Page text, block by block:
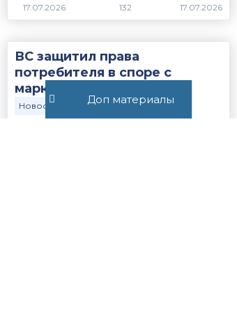
Доп материалы
17.07.2026 132
ВС защитил права
потребителя в споре с
маркетплейсом
Новости законодательства